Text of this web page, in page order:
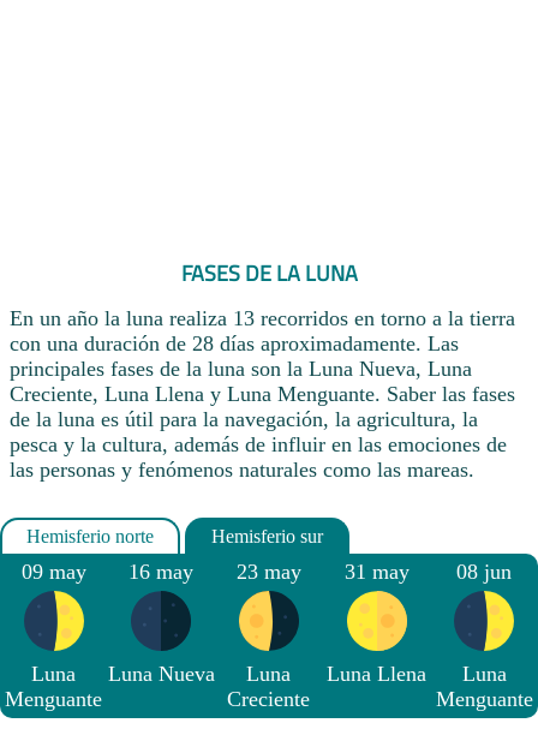
FASES DE LA LUNA
En un año la luna realiza 13 recorridos en torno a la tierra
con una duración de 28 días aproximadamente. Las
principales fases de la luna son la Luna Nueva, Luna
Creciente, Luna Llena y Luna Menguante. Saber las fases
de la luna es útil para la navegación, la agricultura, la
pesca y la cultura, además de influir en las emociones de
las personas y fenómenos naturales como las mareas.
09 may
Luna
Menguante
16 may
Luna Nueva
23 may
Luna
Creciente
31 may
Luna Llena
08 jun
Luna
Menguante